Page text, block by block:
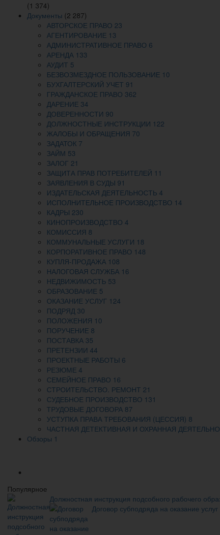
(1 374)
Документы (2 287)
АВТОРСКОЕ ПРАВО 23
АГЕНТИРОВАНИЕ 13
АДМИНИСТРАТИВНОЕ ПРАВО 6
АРЕНДА 133
АУДИТ 5
БЕЗВОЗМЕЗДНОЕ ПОЛЬЗОВАНИЕ 10
БУХГАЛТЕРСКИЙ УЧЕТ 91
ГРАЖДАНСКОЕ ПРАВО 362
ДАРЕНИЕ 34
ДОВЕРЕННОСТИ 90
ДОЛЖНОСТНЫЕ ИНСТРУКЦИИ 122
ЖАЛОБЫ И ОБРАЩЕНИЯ 70
ЗАДАТОК 7
ЗАЙМ 53
ЗАЛОГ 21
ЗАЩИТА ПРАВ ПОТРЕБИТЕЛЕЙ 11
ЗАЯВЛЕНИЯ В СУДЫ 91
ИЗДАТЕЛЬСКАЯ ДЕЯТЕЛЬНОСТЬ 4
ИСПОЛНИТЕЛЬНОЕ ПРОИЗВОДСТВО 14
КАДРЫ 230
КИНОПРОИЗВОДСТВО 4
КОМИССИЯ 8
КОММУНАЛЬНЫЕ УСЛУГИ 18
КОРПОРАТИВНОЕ ПРАВО 148
КУПЛЯ-ПРОДАЖА 108
НАЛОГОВАЯ СЛУЖБА 16
НЕДВИЖИМОСТЬ 53
ОБРАЗОВАНИЕ 5
ОКАЗАНИЕ УСЛУГ 124
ПОДРЯД 30
ПОЛОЖЕНИЯ 10
ПОРУЧЕНИЕ 8
ПОСТАВКА 35
ПРЕТЕНЗИИ 44
ПРОЕКТНЫЕ РАБОТЫ 6
РЕЗЮМЕ 4
СЕМЕЙНОЕ ПРАВО 16
СТРОИТЕЛЬСТВО. РЕМОНТ 21
СУДЕБНОЕ ПРОИЗВОДСТВО 131
ТРУДОВЫЕ ДОГОВОРА 87
УСТУПКА ПРАВА ТРЕБОВАНИЯ (ЦЕССИЯ) 8
ЧАСТНАЯ ДЕТЕКТИВНАЯ И ОХРАННАЯ
Обзоры 1
Популярное
Должностная инструкция подсобного рабочего
Договор субподряда на оказание